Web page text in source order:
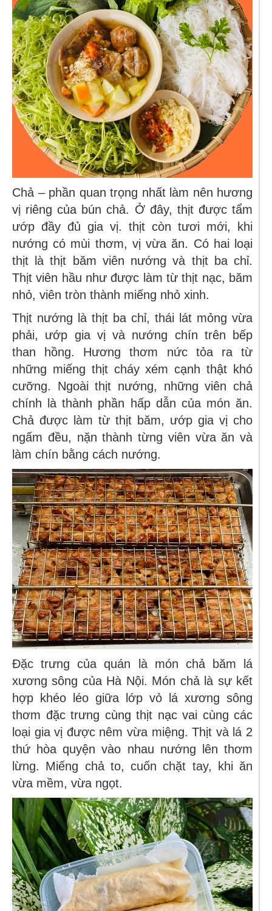
Chả – phần quan trọng nhất làm nên hương
vị riêng của bún chả. Ở đây, thịt được tẩm
ướp đầy đủ gia vị. thịt còn tươi mới, khi
nướng có mùi thơm, vị vừa ăn. Có hai loại
thịt là thịt băm viên nướng và thịt ba chỉ.
Thịt viên hầu như được làm từ thịt nạc, băm
nhỏ, viên tròn thành miếng nhỏ xinh.
Thịt nướng là thịt ba chỉ, thái lát mỏng vừa
phải, ướp gia vị và nướng chín trên bếp
than hồng. Hương thơm nức tỏa ra từ
những miếng thịt cháy xém cạnh thật khó
cưỡng. Ngoài thịt nướng, những viên chả
chính là thành phần hấp dẫn của món ăn.
Chả được làm từ thịt băm, ướp gia vị cho
ngấm đều, nặn thành từng viên vừa ăn và
làm chín bằng cách nướng.
Đặc trưng của quán là món chả băm lá
xương sông của Hà Nội. Món chả là sự kết
hợp khéo léo giữa lớp vỏ lá xương sông
thơm đặc trưng cùng thịt nạc vai cùng các
loại gia vị được nêm vừa miệng. Thịt và lá 2
thứ hòa quyện vào nhau nướng lên thơm
lừng. Miếng chả to, cuốn chặt tay, khi ăn
vừa mềm, vừa ngọt.